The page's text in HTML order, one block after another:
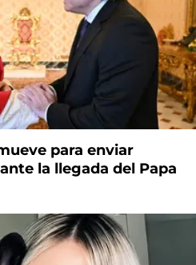
para enviar
la llegada del Papa